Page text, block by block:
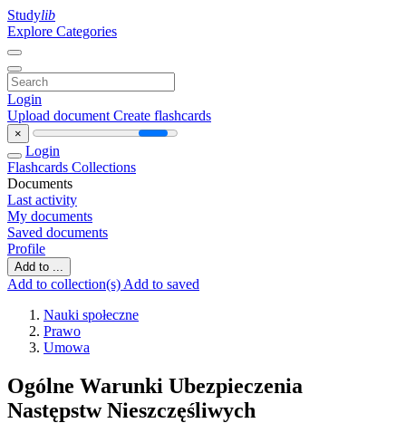
Studylib
Explore Categories
Login
Upload document Create flashcards
×
Login
Flashcards Collections
Documents
Last activity
My documents
Saved documents
Profile
Add to ...
Add to collection(s) Add to saved
Nauki społeczne
Prawo
Umowa
Ogólne Warunki Ubezpieczenia
Następstw Nieszczęśliwych